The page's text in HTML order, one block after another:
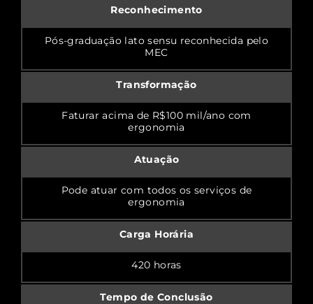
Reconhecimento
Pós-graduação lato sensu reconhecida pelo
MEC
Transformação
Faturar acima de R$100 mil/ano com
ergonomia
Atuação
Pode atuar com todos os serviços de
ergonomia
Carga Horária
420 horas
Tempo de Conclusão